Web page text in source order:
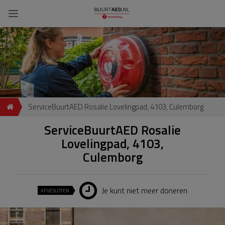
ServiceBuurtAED Rosalie Lovelingpad, 4103, Culemborg
ServiceBuurtAED Rosalie
Lovelingpad, 4103,
Culemborg
AFGESLOTEN Je kunt niet meer doneren